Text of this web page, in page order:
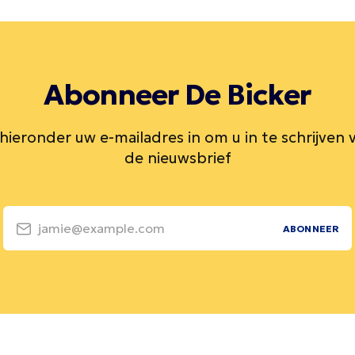
Abonneer De Bicker
uw e-mailadres in om u in te schrijven
de nieuwsbrief
jamie@example.com ABONNEER